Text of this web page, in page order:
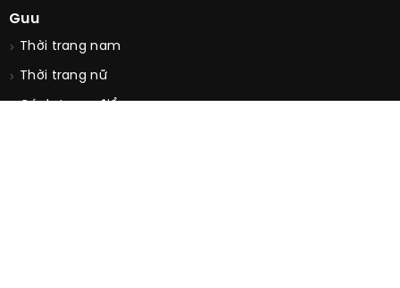
Guu
Thời trang nam
Thời trang nữ
Cách trang điểm